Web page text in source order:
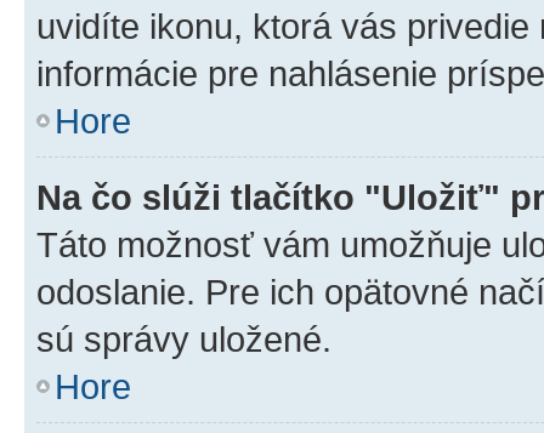
uvidíte ikonu, ktorá vás
informácie pre nahlásenie
Hore
Na čo slúži tlačítko "Uložiť"
Táto možnosť vám umožňuje
odoslanie. Pre ich opätovné
sú správy uložené.
Hore